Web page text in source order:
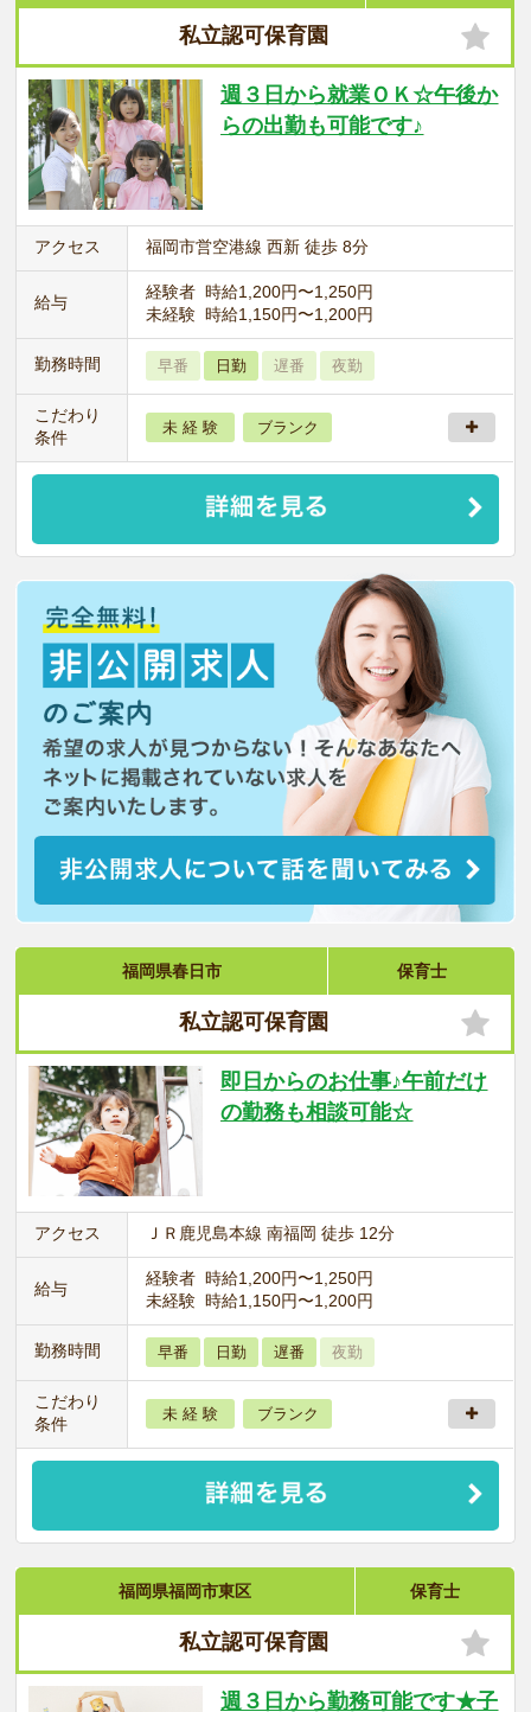
私立認可保育園
週３日から就業ＯＫ☆午後か
らの出勤も可能です♪
アクセス 福岡市営空港線 西新 徒歩 8分
給与
経験者 時給1,200円〜1,250円
未経験 時給1,150円〜1,200円
勤務時間 早番 日勤 遅番 夜勤
こだわり
条件
未 経 験 ブランク
福岡県春日市 保育士
私立認可保育園
即日からのお仕事♪午前だけ
の勤務も相談可能☆
アクセス ＪＲ鹿児島本線 南福岡 徒歩 12分
給与
経験者 時給1,200円〜1,250円
未経験 時給1,150円〜1,200円
勤務時間 早番 日勤 遅番 夜勤
こだわり
条件
未 経 験 ブランク
福岡県福岡市東区 保育士
私立認可保育園
週３日から勤務可能です★子